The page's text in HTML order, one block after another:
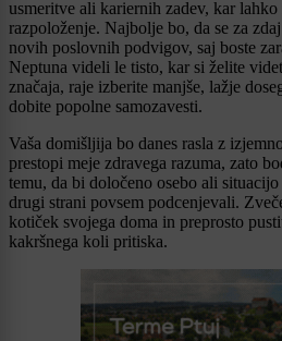
usmeritve ali kariernih zadev, kar lahko
razpoloženje. Najbolje bo, da se za
novih poslovnih podvigov, saj boste
Neptuna videli le tisto, kar si želite
značaja, raje izberite manjše, lažje
dobite popolne samozavesti.
Vaša domišljija bo danes rasla z
prestopi meje zdravega razuma, zato
temu, da bi določeno osebo ali
drugi strani povsem podcenjevali.
kotiček svojega doma in preprosto
kakršnega koli pritiska.